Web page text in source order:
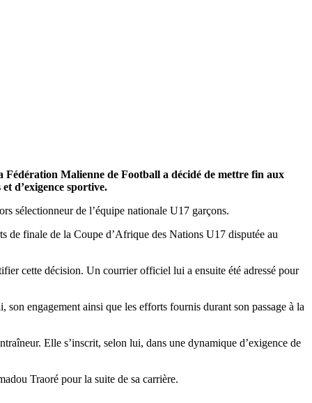
Malienne de Football a décidé de mettre fin aux
d’exigence sportive.
sélectionneur de l’équipe nationale U17 garçons.
de finale de la Coupe d’Afrique des Nations U17 disputée au
cette décision. Un courrier officiel lui a ensuite été adressé pour
engagement ainsi que les efforts fournis durant son passage à la
Elle s’inscrit, selon lui, dans une dynamique d’exigence de
Traoré pour la suite de sa carrière.